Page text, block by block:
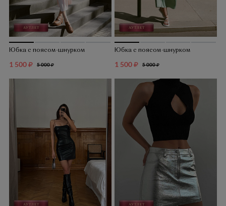
Юбка с поясом-шнурком
1 500 5 000
Юбка с поясом-шнурком
1 500 5 000